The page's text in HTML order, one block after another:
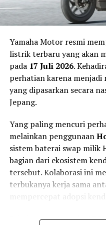
off-road ringan.
Torsi Instan 180
Tempuh 160 Km
Yamaha Motor resmi
listrik terbaru yang akan
pada 17 Juli 2026.
perhatian karena
yang dipasarkan secara
Jepang.
Yang paling mencuri
melainkan penggunaan
sistem baterai swap milik
bagian dari ekosistem
tersebut. Kolaborasi ini
terbukanya kerja sama
mempercepat adopsi
Sebelumnya, Yamaha